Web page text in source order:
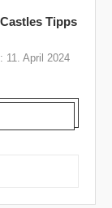
Tipps
11. April 2024